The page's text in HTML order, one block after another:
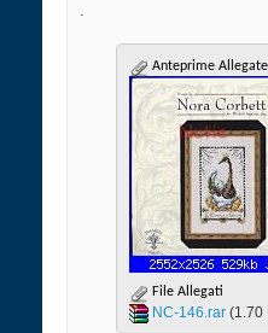
.
Anteprime Allegate
File Allegati
NC-146.rar‎ (1.70